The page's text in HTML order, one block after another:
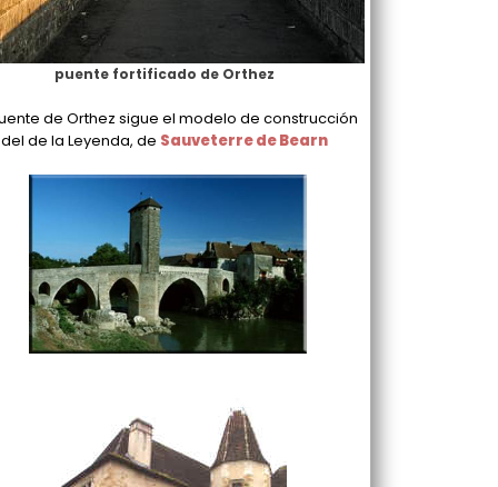
puente fortificado de Orthez
de Orthez sigue el modelo de construcción
del de la Leyenda, de Sauveterre de Bearn